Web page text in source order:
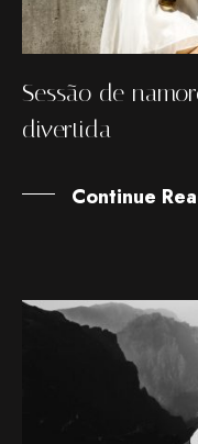
Sessão de
divertida
Continue